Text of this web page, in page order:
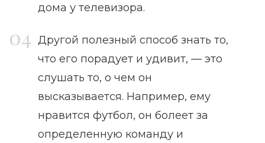
дома у телевизора.
Другой полезный способ знать то,
что его порадует и удивит, — это
слушать то, о чем он
высказывается. Например, ему
нравится футбол, он болеет за
определенную команду и